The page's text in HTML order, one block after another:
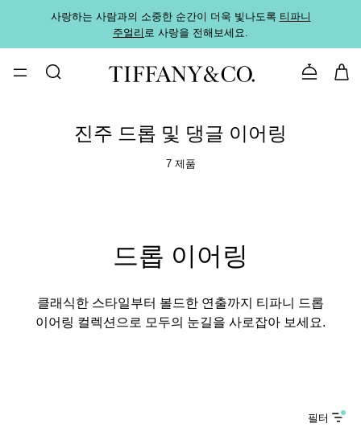
사랑하는 사람과의 소중한 순간이 더욱 빛나도록 티파니
주얼리로 사랑을 전해보세요.
문의하기
진주 드롭 및 댕글 이어링
7 제품
드롭 이어링
클래식한 스타일부터 볼드한 연출까지 티파니 드롭
이어링 컬렉션으로 모두의 눈길을 사로잡아 보세요.
필터